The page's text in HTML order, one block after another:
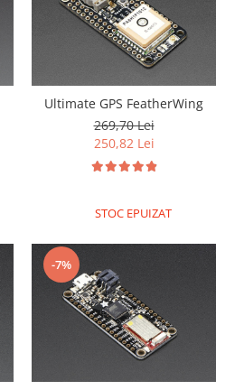
Ultimate GPS FeatherWing
269,70 Lei
250,82 Lei
STOC EPUIZAT
-7%